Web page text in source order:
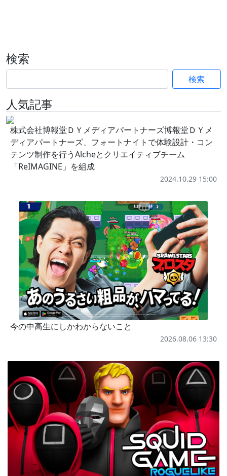
検索
検索
人気記事
株式会社博報堂ＤＹメディアパートナーズ博報堂ＤＹメ
ディアパートナーズ、フォートナイトで体験設計・コン
テンツ制作を行うAlcheとクリエイティブチーム
「ReIMAGINE」を組成
2024.10.29 15:00
今の中高生にしかわからないこと
2026.08.06 13:30